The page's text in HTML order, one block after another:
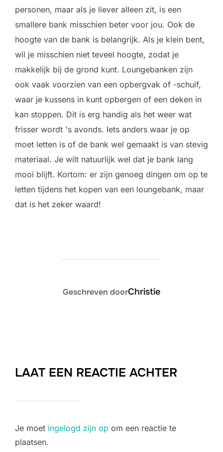
personen, maar als je liever alleen zit, is een
smallere bank misschien beter voor jou. Ook de
hoogte van de bank is belangrijk. Als je klein bent,
wil je misschien niet teveel hoogte, zodat je
makkelijk bij de grond kunt. Loungebanken zijn
ook vaak voorzien van een opbergvak of -schuif,
waar je kussens in kunt opbergen of een deken in
kan stoppen. Dit is erg handig als het weer wat
frisser wordt 's avonds. Iets anders waar je op
moet letten is of de bank wel gemaakt is van stevig
materiaal. Je wilt natuurlijk wel dat je bank lang
mooi blijft. Kortom: er zijn genoeg dingen om op te
letten tijdens het kopen van een loungebank, maar
dat is het zeker waard!
BERICHTAUTEUR
Geschreven doorChristie
LAAT EEN REACTIE ACHTER
Je moet ingelogd zijn op om een reactie te
plaatsen.